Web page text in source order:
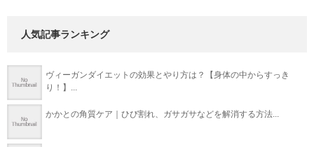
人気記事ランキング
ヴィーガンダイエットの効果とやり方は？【身体の中からすっき
り！】...
かかとの角質ケア｜ひび割れ、ガサガサなどを解消する方法...